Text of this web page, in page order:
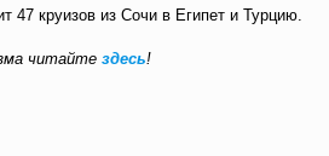
47 круизов из Сочи в Египет и Турцию.
читайтездесь!